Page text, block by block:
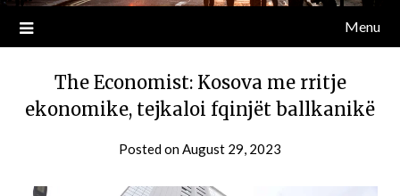
Menu
The Economist: Kosova me rritje
ekonomike, tejkaloi fqinjët ballkanikë
Posted onAugust 29, 2023